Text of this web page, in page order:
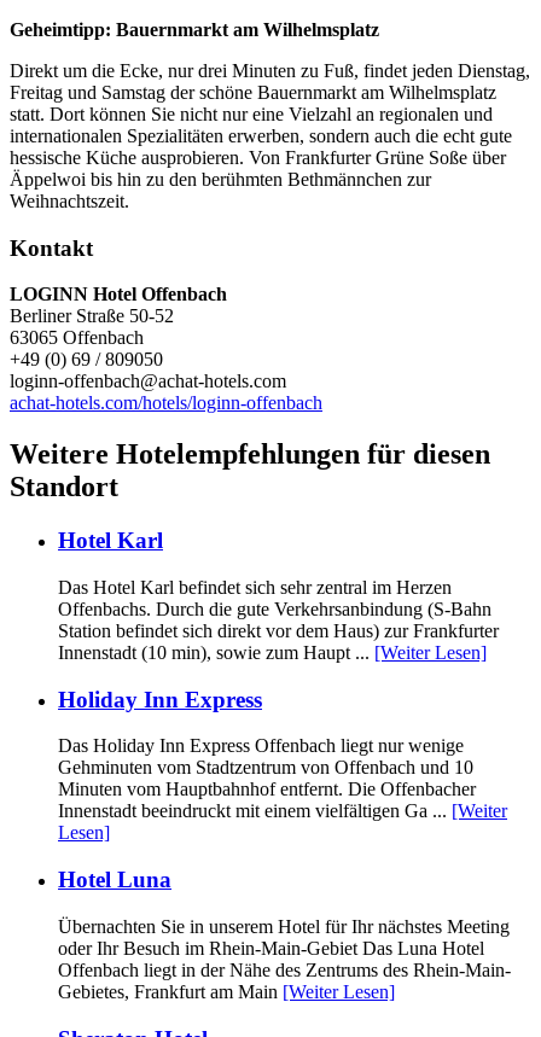
Geheimtipp: Bauernmarkt am Wilhelmsplatz
Direkt um die Ecke, nur drei Minuten zu Fuß, findet jeden Dienstag,
Freitag und Samstag der schöne Bauernmarkt am Wilhelmsplatz
statt. Dort können Sie nicht nur eine Vielzahl an regionalen und
internationalen Spezialitäten erwerben, sondern auch die echt gute
hessische Küche ausprobieren. Von Frankfurter Grüne Soße über
Äppelwoi bis hin zu den berühmten Bethmännchen zur
Weihnachtszeit.
Kontakt
LOGINN Hotel Offenbach
Berliner Straße 50-52
63065 Offenbach
+49 (0) 69 / 809050
loginn-offenbach@achat-hotels.com
achat-hotels.com/hotels/loginn-offenbach
Weitere Hotelempfehlungen für diesen
Standort
Hotel Karl
Das Hotel Karl befindet sich sehr zentral im Herzen
Offenbachs. Durch die gute Verkehrsanbindung (S-Bahn
Station befindet sich direkt vor dem Haus) zur Frankfurter
Innenstadt (10 min), sowie zum Haupt ... [Weiter Lesen]
Holiday Inn Express
Das Holiday Inn Express Offenbach liegt nur wenige
Gehminuten vom Stadtzentrum von Offenbach und 10
Minuten vom Hauptbahnhof entfernt. Die Offenbacher
Innenstadt beeindruckt mit einem vielfältigen Ga ... [Weiter
Lesen]
Hotel Luna
Übernachten Sie in unserem Hotel für Ihr nächstes Meeting
oder Ihr Besuch im Rhein-Main-Gebiet Das Luna Hotel
Offenbach liegt in der Nähe des Zentrums des Rhein-Main-
Gebietes, Frankfurt am Main [Weiter Lesen]